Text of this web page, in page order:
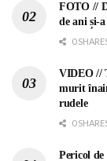
FOTO //
de ani și-
0
VIDEO //
murit
rudele
0
Pericol